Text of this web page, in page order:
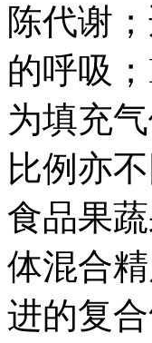
陈代谢
的呼吸
为填充
比例亦
食品果
体混合
进的复